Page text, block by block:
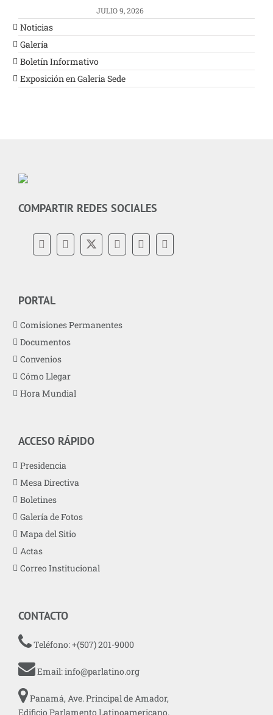
JULIO 9, 2026
Noticias
Galería
Boletín Informativo
Exposición en Galeria Sede
COMPARTIR REDES SOCIALES
PORTAL
Comisiones Permanentes
Documentos
Convenios
Cómo Llegar
Hora Mundial
ACCESO RÁPIDO
Presidencia
Mesa Directiva
Boletines
Galería de Fotos
Mapa del Sitio
Actas
Correo Institucional
CONTACTO
Teléfono: +(507) 201-9000
Email:info@parlatino.org
Panamá, Ave. Principal de Amador,
Edificio Parlamento Latinoamericano.